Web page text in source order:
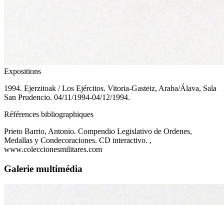
Expositions
1994. Ejerzitoak / Los Ejércitos. Vitoria-Gasteiz, Araba/Álava, Sala
San Prudencio. 04/11/1994-04/12/1994.
Références bibliographiques
Prieto Barrio, Antonio. Compendio Legislativo de Ordenes,
Medallas y Condecoraciones. CD interactivo. ,
www.coleccionesmilitares.com
Galerie multimédia